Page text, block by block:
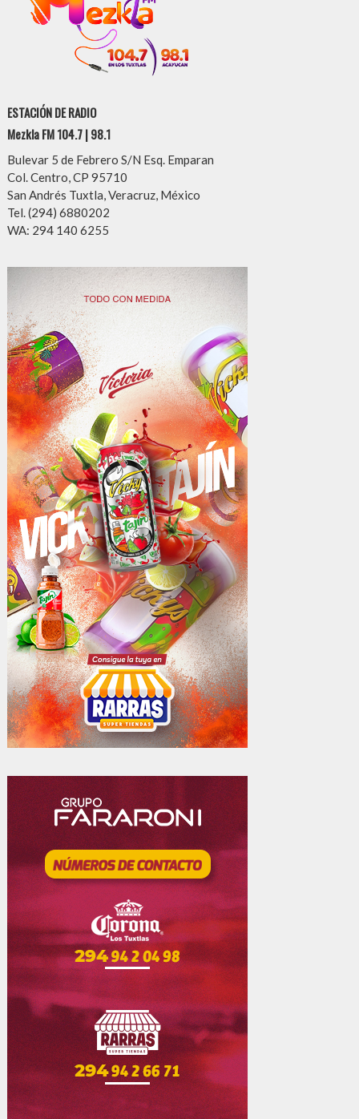
ESTACIÓN DE RADIO
Mezkla FM 104.7 | 98.1
Bulevar 5 de Febrero S/N Esq. Emparan
Col. Centro, CP 95710
San Andrés Tuxtla, Veracruz, México
Tel. (294) 6880202
WA: 294 140 6255